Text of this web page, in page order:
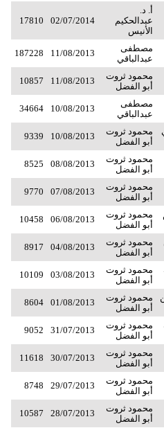
أ. د.
عبدالحكيم
الأنيس
02/07/2014
17810
مصطفى
عبدالباقي
11/08/2013
187228
محمود ثروت
أبو الفضل
11/08/2013
10857
مصطفى
عبدالباقي
10/08/2013
34664
محمود ثروت
أبو الفضل
10/08/2013
9339
محمود ثروت
أبو الفضل
08/08/2013
8525
محمود ثروت
أبو الفضل
07/08/2013
9770
محمود ثروت
أبو الفضل
06/08/2013
10458
محمود ثروت
أبو الفضل
04/08/2013
8917
محمود ثروت
أبو الفضل
03/08/2013
10109
محمود ثروت
أبو الفضل
01/08/2013
8604
محمود ثروت
أبو الفضل
31/07/2013
9052
محمود ثروت
أبو الفضل
30/07/2013
11618
محمود ثروت
أبو الفضل
29/07/2013
8748
محمود ثروت
أبو الفضل
28/07/2013
10587